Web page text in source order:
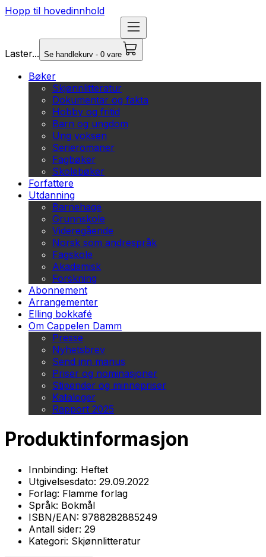
Hopp til hovedinnhold
Laster... Se handlekurv - 0 vare
Bøker
Skjønnlitteratur
Dokumentar og fakta
Hobby og fritid
Barn og ungdom
Ung voksen
Serieromaner
Fagbøker
Skolebøker
Forfattere
Utdanning
Barnehage
Grunnskole
Videregående
Norsk som andrespråk
Fagskole
Akademisk
Forskning
Abonnement
Arrangementer
Elling bokkafé
Om Cappelen Damm
Presse
Nyhetsbrev
Send inn manus
Priser og nominasjoner
Stipender og minnepriser
Kataloger
Rapport 2025
Produktinformasjon
Innbinding: Heftet
Utgivelsesdato: 29.09.2022
Forlag: Flamme forlag
Språk: Bokmål
ISBN/EAN: 9788282885249
Antall sider: 29
Kategori: Skjønnlitteratur